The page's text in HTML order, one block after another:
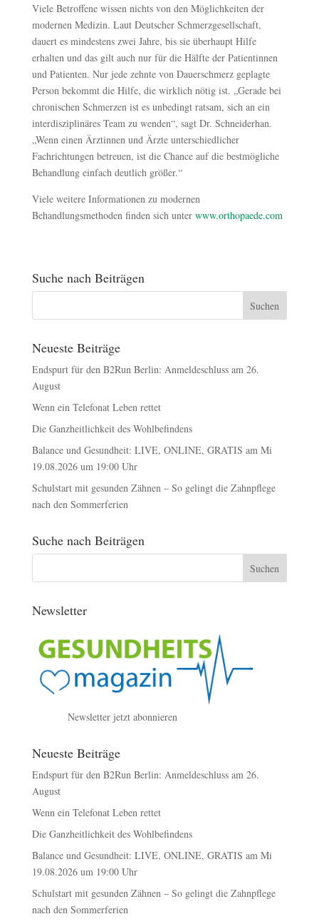
Viele Betroffene wissen nichts von den Möglichkeiten der
modernen Medizin. Laut Deutscher Schmerzgesellschaft,
dauert es mindestens zwei Jahre, bis sie überhaupt Hilfe
erhalten und das gilt auch nur für die Hälfte der Patientinnen
und Patienten. Nur jede zehnte von Dauerschmerz geplagte
Person bekommt die Hilfe, die wirklich nötig ist. „Gerade bei
chronischen Schmerzen ist es unbedingt ratsam, sich an ein
interdisziplinäres Team zu wenden“, sagt Dr. Schneiderhan.
„Wenn einen Ärztinnen und Ärzte unterschiedlicher
Fachrichtungen betreuen, ist die Chance auf die bestmögliche
Behandlung einfach deutlich größer.“
Viele weitere Informationen zu modernen
Behandlungsmethoden finden sich unter www.orthopaede.com
Suche nach Beiträgen
Neueste Beiträge
Endspurt für den B2Run Berlin: Anmeldeschluss am 26.
August
Wenn ein Telefonat Leben rettet
Die Ganzheitlichkeit des Wohlbefindens
Balance und Gesundheit: LIVE, ONLINE, GRATIS am Mi
19.08.2026 um 19:00 Uhr
Schulstart mit gesunden Zähnen – So gelingt die Zahnpflege
nach den Sommerferien
Suche nach Beiträgen
Newsletter
Newsletter jetzt abonnieren
Neueste Beiträge
Endspurt für den B2Run Berlin: Anmeldeschluss am 26.
August
Wenn ein Telefonat Leben rettet
Die Ganzheitlichkeit des Wohlbefindens
Balance und Gesundheit: LIVE, ONLINE, GRATIS am Mi
19.08.2026 um 19:00 Uhr
Schulstart mit gesunden Zähnen – So gelingt die Zahnpflege
nach den Sommerferien